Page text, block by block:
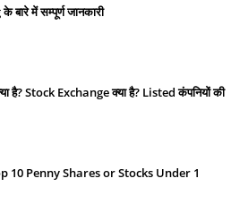
में सम्पूर्ण जानकारी
है? Stock Exchange क्या है? Listed कंपनियों की
10 Penny Shares or Stocks Under 1